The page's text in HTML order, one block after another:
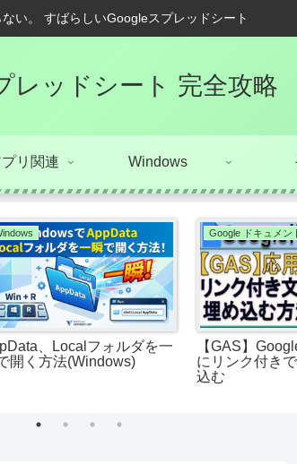
い。 すばらしいGoogleスプレッドシート
レッドシート 完全攻略
リ関連 Windows
、Localフォルダを一
開く方法(Windows)
Google ドキュメン
【GAS】
にリンク付き
込む